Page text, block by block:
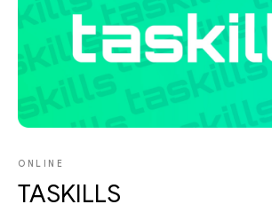
ONLINE
TASKILLS